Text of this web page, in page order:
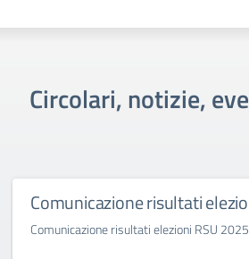
Circolari, notizie,
Comunicazione risultati
Comunicazione risultati elezioni RSU 2025